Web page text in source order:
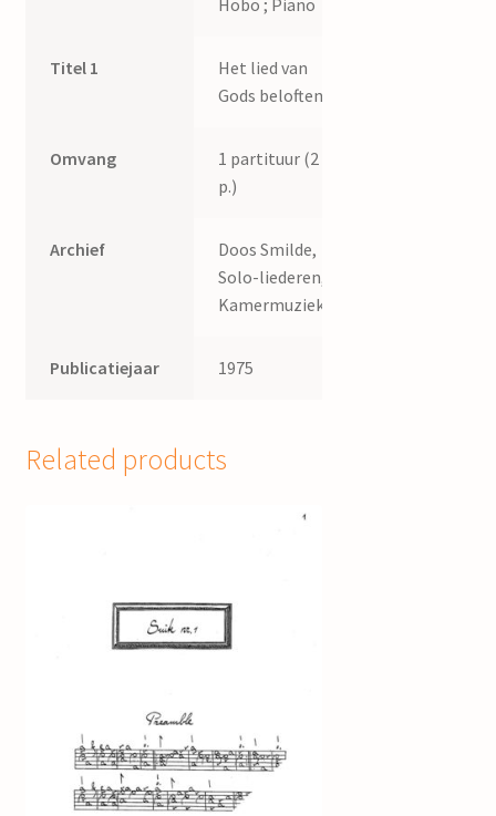
Titel 1
Het lied van
Gods beloften
Omvang
1 partituur (2
p.)
Archief
Doos Smilde,
Solo-liederen,
Kamermuziek.
Publicatiejaar 1975
Related products